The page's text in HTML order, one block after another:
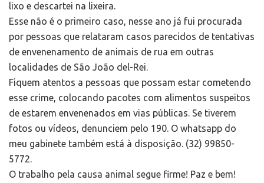
lixo e descartei na lixeira.
Esse não é o primeiro caso, nesse ano já fui procurada
por pessoas que relataram casos parecidos de tentativas
de envenenamento de animais de rua em outras
localidades de São João del-Rei.
Fiquem atentos a pessoas que possam estar cometendo
esse crime, colocando pacotes com alimentos suspeitos
de estarem envenenados em vias públicas. Se tiverem
fotos ou vídeos, denunciem pelo 190. O whatsapp do
meu gabinete também está à disposição. (32) 99850-
5772.
O trabalho pela causa animal segue firme! Paz e bem!